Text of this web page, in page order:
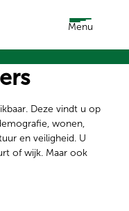
Menu
Deze vindt u op
wonen,
en veiligheid. U
of wijk. Maar ook